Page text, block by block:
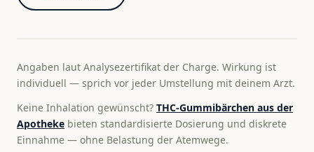
Angaben laut Analysezertifikat der Charge. Wirkung ist
individuell — sprich vor jeder Umstellung mit deinem Arzt.
Keine Inhalation gewünscht? THC-Gummibärchen aus der
Apotheke bieten standardisierte Dosierung und diskrete
Einnahme — ohne Belastung der Atemwege.